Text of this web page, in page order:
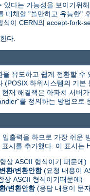
있다는 가능성을 보이기위해
대체할 "쓸만하고 유능한"
이 CERN의 accept-fork-
다.
유도하고 쉽게 전환할
(POSIX 하위시스템의 기본
재 해결책은 아파치 서
를 정의하는 방법으로
출력을 하므로 가장 쉬
시를 추가했다. 이 표시는
상 ASCII 형식이기 때문에)
변환/변환안함(요청 내용이
상 ASCII 형식이기때문에)
/변환안함(응답 내용이 문